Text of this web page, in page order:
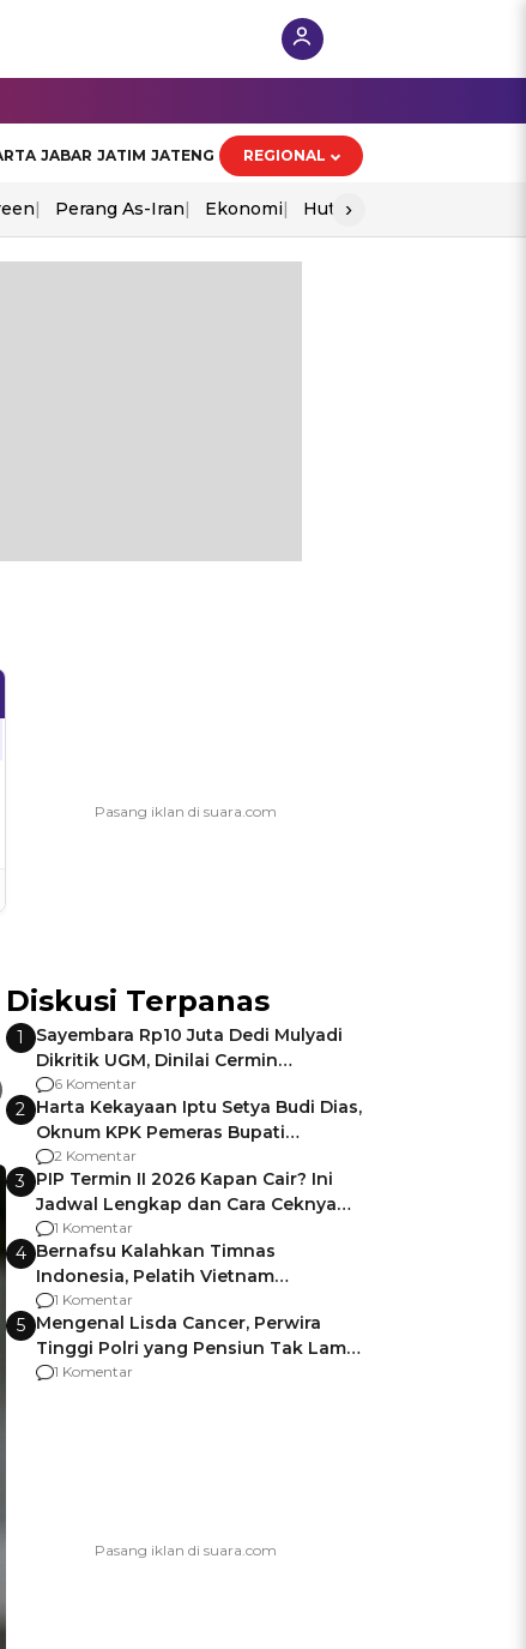
JABAR JATIM JATENG REGIONAL
Perang As-Iran Ekonomi Hut Ri
›
Diskusi Terpanas
1
Sayembara Rp10 Juta Dedi Mulyadi
Dikritik UGM, Dinilai Cermin
Gagalnya Negara Jamin Keamanan
6 Komentar
2 Harta Kekayaan Iptu Setya Budi Dias,
Oknum KPK Pemeras Bupati
Pemalang
2 Komentar
3 PIP Termin II 2026 Kapan Cair? Ini
Jadwal Lengkap dan Cara Ceknya
agar Dana Tidak Hangus!
1 Komentar
4 Bernafsu Kalahkan Timnas
Indonesia, Pelatih Vietnam
Berencana Pakai Jimat di Pakansari
1 Komentar
5 Mengenal Lisda Cancer, Perwira
Tinggi Polri yang Pensiun Tak Lama
Usai Jadi Brigjen
1 Komentar